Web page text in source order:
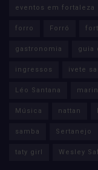
eventos em fortaleza
forro Forró
gastronomia guia
ingressos ivete
Léo Santana
Música nattan
samba Sertanejo
taty girl Wesley